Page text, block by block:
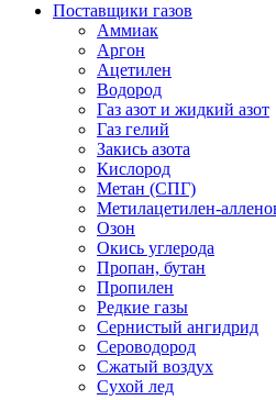
Поставщики газов
Аммиак
Аргон
Ацетилен
Водород
Газ азот и жидкий азот
Газ гелий
Закись азота
Кислород
Метан (СПГ)
Метилацетилен-
Озон
Окись углерода
Пропан, бутан
Пропилен
Редкие газы
Сернистый ангидрид
Сероводород
Сжатый воздух
Сухой лед